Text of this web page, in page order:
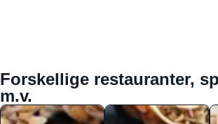
Forskellige restauranter,
m.v.